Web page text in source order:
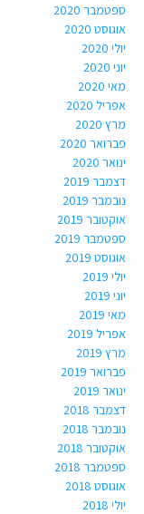
ספטמבר 2020
אוגוסט 2020
יולי 2020
יוני 2020
מאי 2020
אפריל 2020
מרץ 2020
פברואר 2020
ינואר 2020
דצמבר 2019
נובמבר 2019
אוקטובר 2019
ספטמבר 2019
אוגוסט 2019
יולי 2019
יוני 2019
מאי 2019
אפריל 2019
מרץ 2019
פברואר 2019
ינואר 2019
דצמבר 2018
נובמבר 2018
אוקטובר 2018
ספטמבר 2018
אוגוסט 2018
יולי 2018